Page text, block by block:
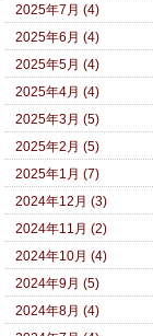
2025年7月 (4)
2025年6月 (4)
2025年5月 (4)
2025年4月 (4)
2025年3月 (5)
2025年2月 (5)
2025年1月 (7)
2024年12月 (3)
2024年11月 (2)
2024年10月 (4)
2024年9月 (5)
2024年8月 (4)